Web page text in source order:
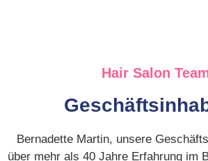
Hair Salon
Bernadette Martin, unsere
über mehr als 40 Jahre Erfahrung im